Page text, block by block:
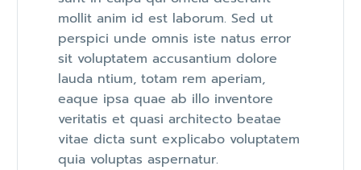
mollit anim id est laborum. Sed ut
perspici unde omnis iste natus error
sit voluptatem accusantium dolore
lauda ntium, totam rem aperiam,
eaque ipsa quae ab illo inventore
veritatis et quasi architecto beatae
vitae dicta sunt explicabo voluptatem
quia voluptas aspernatur.